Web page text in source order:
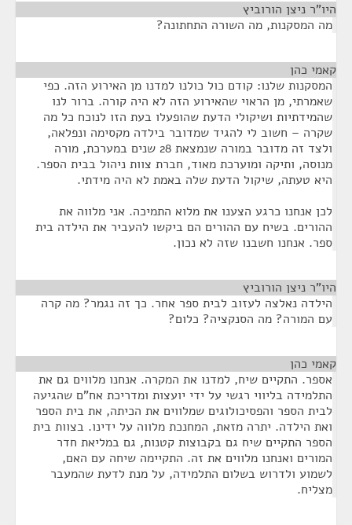
היו"ר ניצן הורוביץ
מה המסקנות, מה השורה התחתונה?
קאמי כהן
המסקנות שלנו: קודם כול כולנו למדנו מן האירוע הזה. כפי
שאמרתי, מן הראוי שהאירוע הזה לא היה קורה. ברור לנו
שהמידתיות ושיקולי הדעת שהופעלו בעת הזו לנוכח כל מה
שקרה – חשוב לי להגיד שמדובר בילדה מקסימה ונפלאה,
ולצד זה מדובר במורה שנמצאת 28 שנים במערכת, מורה
מנוסה, ותיקה ומוערכת מאוד, חברת צוות ניהול בבית הספר.
היא טעתה, שיקול הדעת שלה באמת לא היה מידתי.
לכן אנחנו כרגע הצענו את מלוא התמיכה. אני מלווה את
ההורים. בשיח עם ההורים הם ביקשו להעביר את הילדה בית
ספר. אנחנו חשבנו שזה לא נכון.
היו"ר ניצן הורוביץ
הילדה נאלצה לעזוב לבית ספר אחר. כך זה נגמר? מה קרה
עם המורה? מה הסנקציה? כלום?
קאמי כהן
אספר. התקיים שיח, למדנו את המקרה. אנחנו מלווים גם את
התלמידה בליווי רגשי על ידי יועצות ומדריכת אח"ם שהגיעה
לבית הספר והפסיכולוגים שמלווים את הכיתה, את בית הספר
ואת הילדה. יתרה מזאת, המחנכת מלווה על ידינו. בצוות בית
הספר התקיים שיח גם בקבוצות קטנות, גם במליאת חדר
המורים ואנחנו מלווים את זה. התקיימה שיחה עם האם,
לשמוע ולדרוש בשלום התלמידה, על מנת לדעת שהמעבר
מצליח.